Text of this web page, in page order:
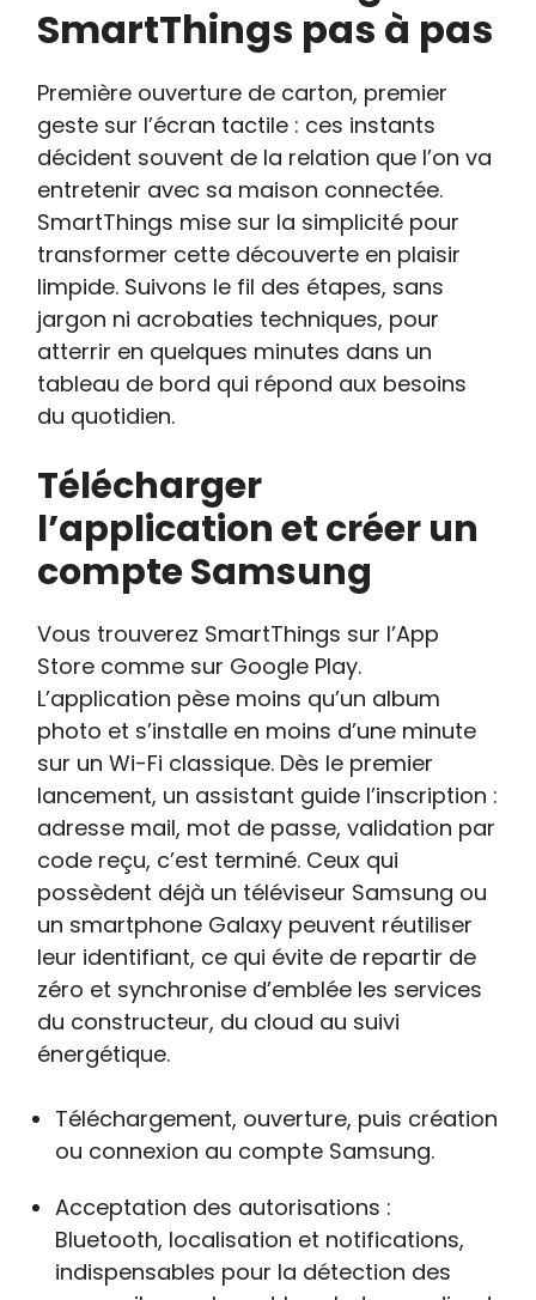
SmartThings pas à pas
Première ouverture de carton, premier
geste sur l’écran tactile : ces instants
décident souvent de la relation que l’on va
entretenir avec sa maison connectée.
SmartThings mise sur la simplicité pour
transformer cette découverte en plaisir
limpide. Suivons le fil des étapes, sans
jargon ni acrobaties techniques, pour
atterrir en quelques minutes dans un
tableau de bord qui répond aux besoins
du quotidien.
Télécharger
l’application et créer un
compte Samsung
Vous trouverez SmartThings sur l’App
Store comme sur Google Play.
L’application pèse moins qu’un album
photo et s’installe en moins d’une minute
sur un Wi-Fi classique. Dès le premier
lancement, un assistant guide l’inscription :
adresse mail, mot de passe, validation par
code reçu, c’est terminé. Ceux qui
possèdent déjà un téléviseur Samsung ou
un smartphone Galaxy peuvent réutiliser
leur identifiant, ce qui évite de repartir de
zéro et synchronise d’emblée les services
du constructeur, du cloud au suivi
énergétique.
Téléchargement, ouverture, puis création
ou connexion au compte Samsung.
Acceptation des autorisations :
Bluetooth, localisation et notifications,
indispensables pour la détection des